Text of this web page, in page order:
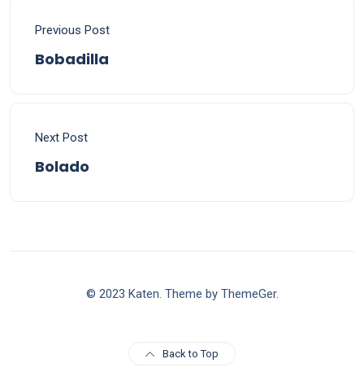
Previous Post
Bobadilla
Next Post
Bolado
© 2023 Katen. Theme by ThemeGer.
Back to Top